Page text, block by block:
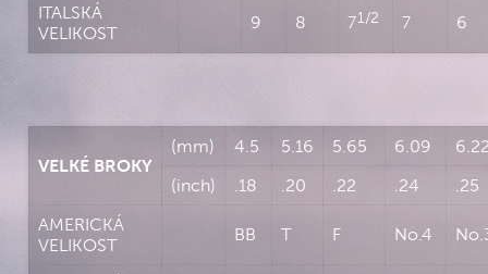
ITALSKÁ
VELIKOST
9 8 71/2 7 6
VELKÉ BROKY
(mm) 4.5 5.16 5.65 6.09
(inch)
.18 .20 .22 .24
.25
AMERICKÁ
VELIKOST
BB T F No.4